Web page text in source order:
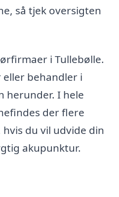
så tjek oversigten
i Tullebølle.
behandler i
herunder. I hele
der flere
du vil udvide din
akupunktur.